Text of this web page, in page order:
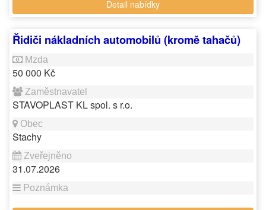
Detail nabídky
Řidiči nákladních automobilů (kromě tahačů)
50 000 Kč
STAVOPLAST KL spol. s r.o.
Stachy
31.07.2026